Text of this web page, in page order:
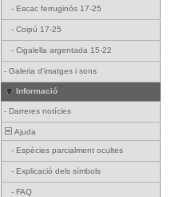
- Escac ferruginós 17-25
- Coipú 17-25
- Cigalella argentada 15-22
- Galeria d'imatges i sons
Informació
- Darreres notícies
Ajuda
- Espècies parcialment ocultes
- Explicació dels símbols
- FAQ